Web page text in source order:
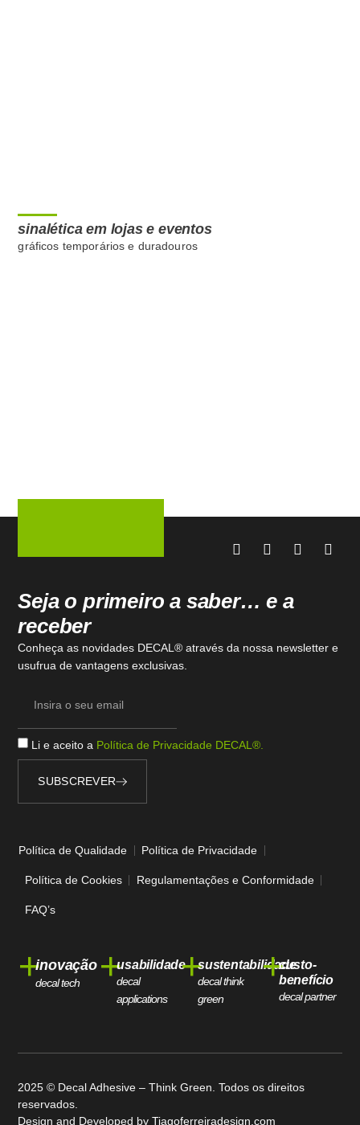
sinalética em lojas e eventos
gráficos temporários e duradouros
+inovação
decal tech +usabilidade
decal
applications
+sustentabilidade
decal think
green
+custo-
benefício
decal partner
Seja o primeiro a saber… e a
receber
Conheça as novidades DECAL® através da nossa newsletter e
usufrua de vantagens exclusivas.
Li e aceito a Política de Privacidade DECAL®.
SUBSCREVER
Política de Qualidade Política de Privacidade
Política de Cookies Regulamentações e Conformidade
FAQ’s
2025 © Decal Adhesive – Think Green. Todos os direitos
reservados.
Design and Developed byTiagoferreiradesign.com